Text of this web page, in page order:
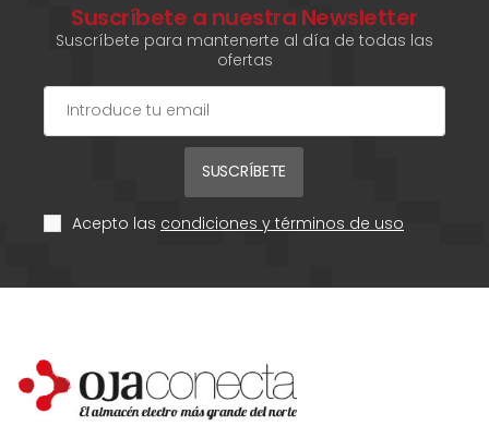
Suscríbete a nuestra Newsletter
Suscríbete para mantenerte al día de todas las
ofertas
SUSCRÍBETE
Acepto las condiciones y términos de uso